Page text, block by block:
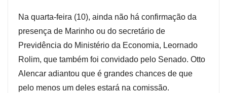
Na quarta-feira (10), ainda não há confirmação da
presença de Marinho ou do secretário de
Previdência do Ministério da Economia, Leornado
Rolim, que também foi convidado pelo Senado. Otto
Alencar adiantou que é grandes chances de que
pelo menos um deles estará na comissão.